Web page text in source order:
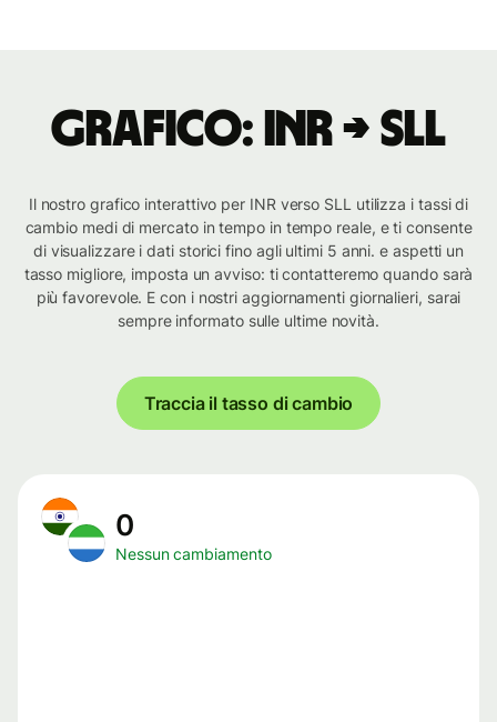
Grafico: INR → SLL
Il nostro grafico interattivo per INR verso SLL utilizza i tassi di
cambio medi di mercato in tempo in tempo reale, e ti consente
di visualizzare i dati storici fino agli ultimi 5 anni. e aspetti un
tasso migliore, imposta un avviso: ti contatteremo quando sarà
più favorevole. E con i nostri aggiornamenti giornalieri, sarai
sempre informato sulle ultime novità.
Traccia il tasso di cambio
0
Nessun cambiamento